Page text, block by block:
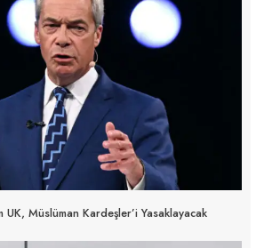
Müslüman Kardeşler’i Yasaklayacak